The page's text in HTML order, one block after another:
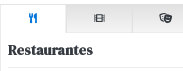
Restaurantes